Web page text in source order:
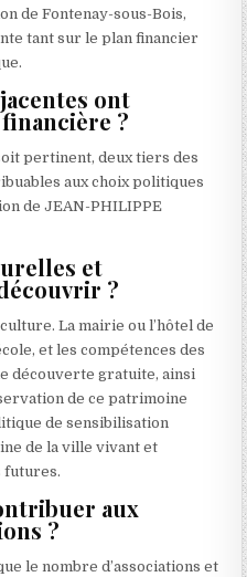
de Fontenay-sous-Bois,
tant sur le plan financier
ont
?
pertinent, deux tiers des
aux choix politiques
de JEAN-PHILIPPE
et
?
La mairie ou l’hôtel de
et les compétences des
découverte gratuite, ainsi
de ce patrimoine
de sensibilisation
de la ville vivant et
futures.
aux
?
le nombre d’associations et